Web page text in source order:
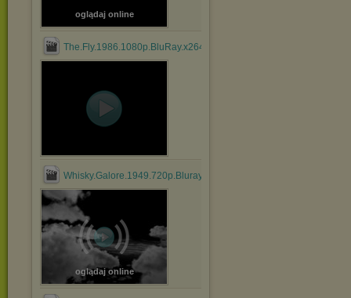
oglądaj online
The.Fly.1986.1080p.BluRay.x264.YIFY.mp4
Whisky.Galore.1949.720p.Bluray.x264.anoXmous_.mp4
oglądaj online